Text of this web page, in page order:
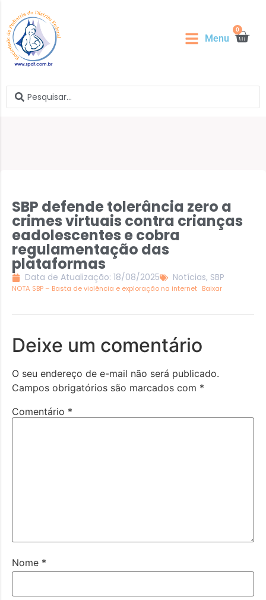
0
Menu
SBP defende tolerância zero a
crimes virtuais contra crianças
eadolescentes e cobra
regulamentação das
plataformas
Data de Atualização: 18/08/2025 Notícias, SBP
NOTA SBP – Basta de violência e exploração na internet Baixar
Deixe um comentário
O seu endereço de e-mail não será publicado.
Campos obrigatórios são marcados com *
Comentário *
Nome *